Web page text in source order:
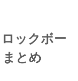
ックボー
とめ